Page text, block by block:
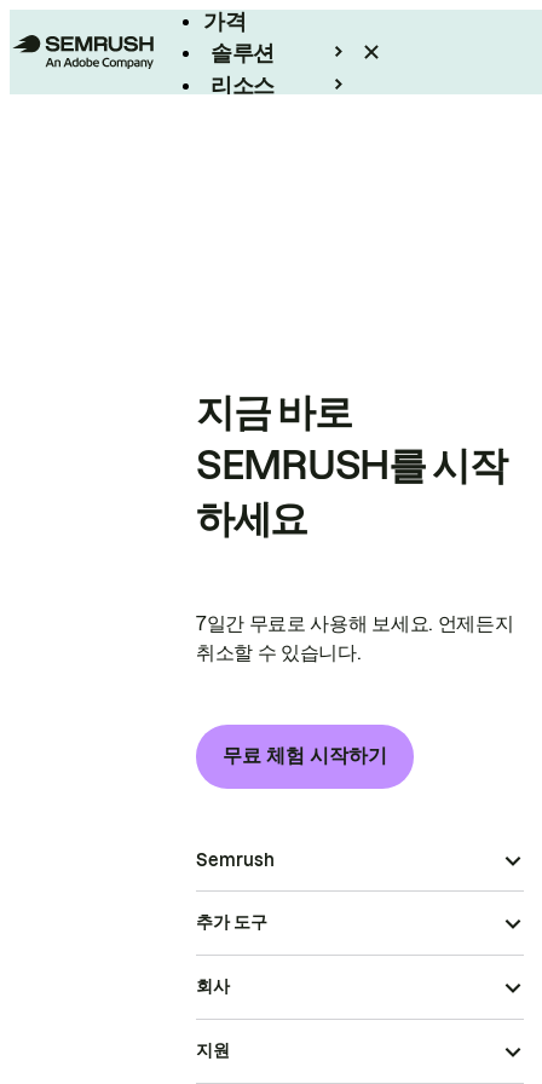
가격
솔루션
리소스
지금 바로
SEMRUSH를 시작
하세요
7일간 무료로 사용해 보세요. 언제든지
취소할 수 있습니다.
무료 체험 시작하기
Semrush
추가 도구
회사
지원